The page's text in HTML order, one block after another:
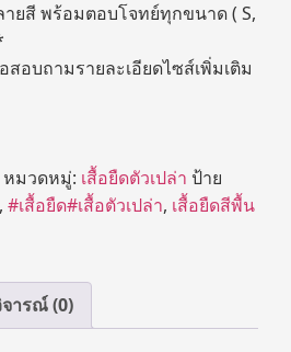
ยสี พร้อมตอบโจทย์ทุกขนาด ( S,
อบถามรายละเอียดไซส์เพิ่มเติม
หมวดหมู่: เสื้อยืดตัวเปล่า ป้าย
, #เสื้อยืด#เสื้อตัวเปล่า, เสื้อยืดสีพื้น
ารณ์ (0)